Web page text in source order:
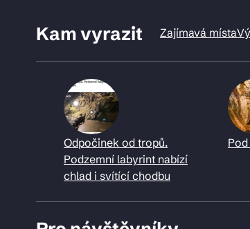
Kam vyrazit Zajímavá místa
Odpočinek od tropů.
Podzemní labyrint nabízí
chlad i svítící chodbu